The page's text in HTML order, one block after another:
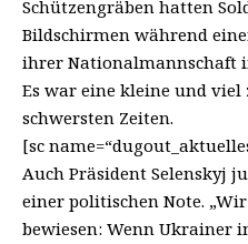
Schützengräben hatten
Bildschirmen während
ihrer Nationalmannschaft
Es war eine kleine und
schwersten Zeiten.
[sc
Auch Präsident Selenskyj
einer politischen Note.
bewiesen: Wenn Ukrainer